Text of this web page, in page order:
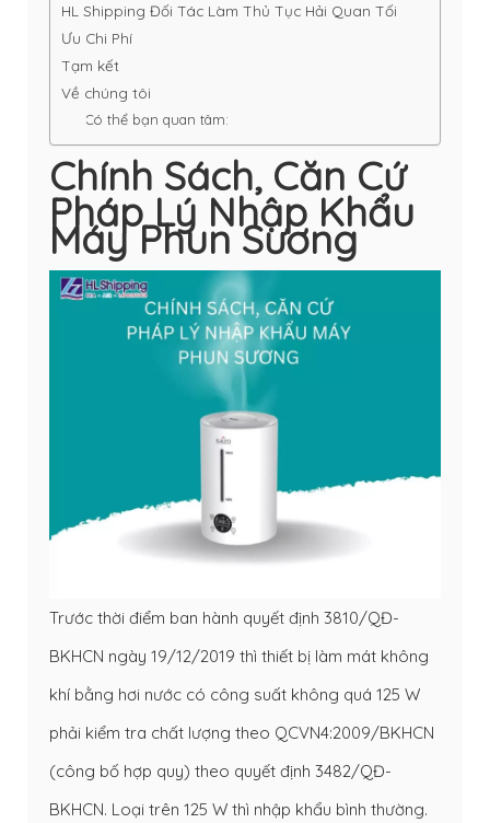
HL Shipping Đối Tác Làm Thủ Tục Hải Quan Tối
Ưu Chi Phí
Tạm kết
Về chúng tôi
Có thể bạn quan tâm:
Chính Sách, Căn Cứ
Pháp Lý Nhập Khẩu
Máy Phun Sương
Trước thời điểm ban hành quyết định 3810/QĐ-
BKHCN ngày 19/12/2019 thì thiết bị làm mát không
khí bằng hơi nước có công suất không quá 125 W
phải kiểm tra chất lượng theo QCVN4:2009/BKHCN
(công bố hợp quy) theo quyết định 3482/QĐ-
BKHCN. Loại trên 125 W thì nhập khẩu bình thường.